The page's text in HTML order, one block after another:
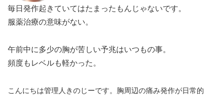
毎日発作起きていてはたまったもんじゃないです。
服薬治療の意味がない。
午前中に多少の胸が苦しい予兆はいつもの事。
頻度もレベルも軽かった。
こんにちは管理人きのじーです。胸周辺の痛み発作が日常的